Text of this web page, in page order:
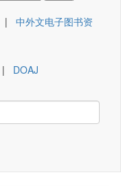
| 中外文电子图书资
| DOAJ